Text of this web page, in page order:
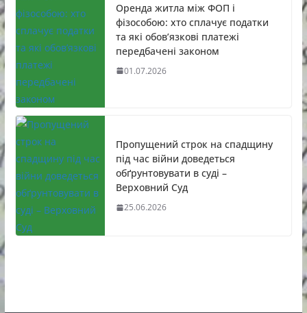
Оренда житла між ФОП і
фізособою: хто сплачує податки
та які обов’язкові платежі
передбачені законом
01.07.2026
Пропущений строк на спадщину
під час війни доведеться
обґрунтовувати в суді –
Верховний Суд
25.06.2026